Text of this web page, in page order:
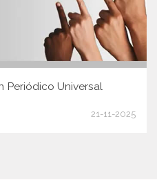
Periódico Universal
21-11-2025